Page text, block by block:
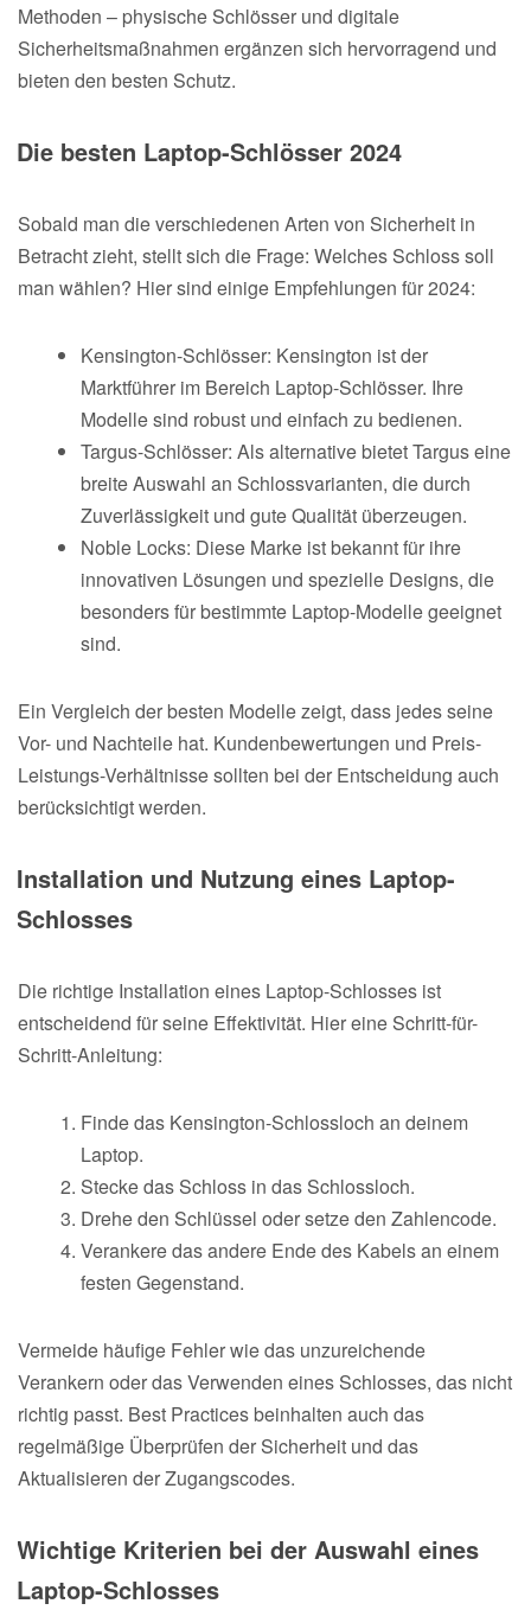
Methoden – physische Schlösser und digitale
Sicherheitsmaßnahmen ergänzen sich hervorragend und
bieten den besten Schutz.
Die besten Laptop-Schlösser 2024
Sobald man die verschiedenen Arten von Sicherheit in
Betracht zieht, stellt sich die Frage: Welches Schloss soll
man wählen? Hier sind einige Empfehlungen für 2024:
Kensington-Schlösser: Kensington ist der
Marktführer im Bereich Laptop-Schlösser. Ihre
Modelle sind robust und einfach zu bedienen.
Targus-Schlösser: Als alternative bietet Targus eine
breite Auswahl an Schlossvarianten, die durch
Zuverlässigkeit und gute Qualität überzeugen.
Noble Locks: Diese Marke ist bekannt für ihre
innovativen Lösungen und spezielle Designs, die
besonders für bestimmte Laptop-Modelle geeignet
sind.
Ein Vergleich der besten Modelle zeigt, dass jedes seine
Vor- und Nachteile hat. Kundenbewertungen und Preis-
Leistungs-Verhältnisse sollten bei der Entscheidung auch
berücksichtigt werden.
Installation und Nutzung eines Laptop-
Schlosses
Die richtige Installation eines Laptop-Schlosses ist
entscheidend für seine Effektivität. Hier eine Schritt-für-
Schritt-Anleitung:
Finde das Kensington-Schlossloch an deinem
Laptop.
Stecke das Schloss in das Schlossloch.
Drehe den Schlüssel oder setze den Zahlencode.
Verankere das andere Ende des Kabels an einem
festen Gegenstand.
Vermeide häufige Fehler wie das unzureichende
Verankern oder das Verwenden eines Schlosses, das nicht
richtig passt. Best Practices beinhalten auch das
regelmäßige Überprüfen der Sicherheit und das
Aktualisieren der Zugangscodes.
Wichtige Kriterien bei der Auswahl eines
Laptop-Schlosses